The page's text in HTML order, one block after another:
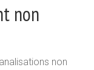
non
non